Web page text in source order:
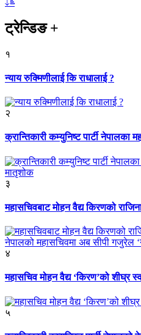
ट्रेन्डिङ+
१
न्याय रुक्मिणीलाई कि राधालाई ?
२
क्रान्तिकारी कम्युनिष्ट पार्टी नेपालका
३
महासचिवबाट मोहन वैद्य किरणको
४
महासचिव मोहन वैद्य ‘किरण’को शीघ्र
५